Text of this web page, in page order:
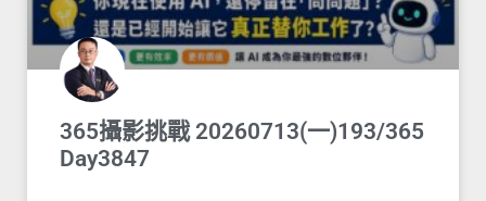
365攝影挑戰 20260713(一)193/365
Day3847